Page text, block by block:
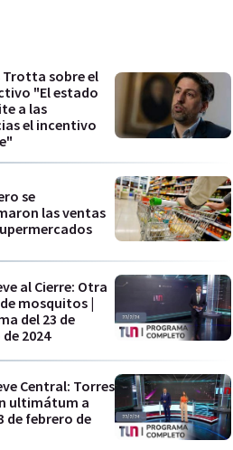
Trotta sobre el
"El estado
a las
el incentivo
se
las ventas
al Cierre: Otra
mosquitos |
del 23 de
2024
Central: Torres
ultimátum a
de febrero de